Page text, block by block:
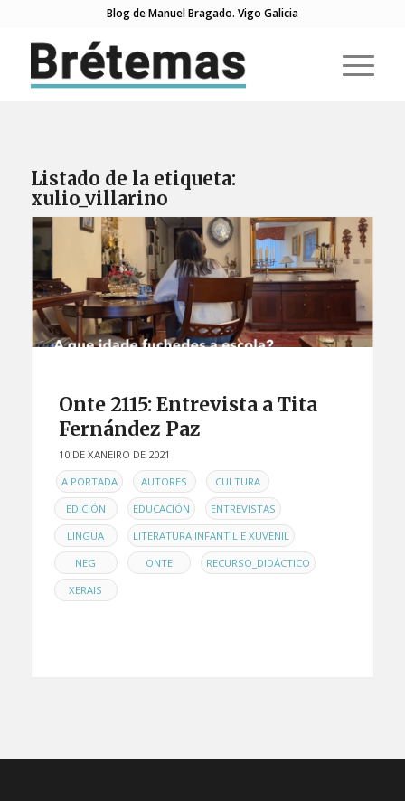
Blog de Manuel Bragado. Vigo Galicia
Listado de la etiqueta:
xulio_villarino
Onte 2115: Entrevista a Tita
Fernández Paz
10 DE XANEIRO DE 2021
ENA PORTADA , AUTORES , CULTURA ,
EDICIÓN , EDUCACIÓN , ENTREVISTAS ,
LINGUA , LITERATURA INFANTIL E XUVENIL ,
NEG , ONTE , RECURSO_DIDÁCTICO ,
XERAIS